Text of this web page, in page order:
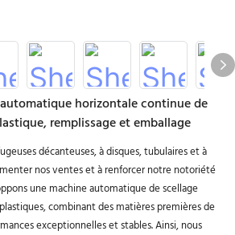
horizontale continue de
remplissage et emballage
décanteuses, à disques, tubulaires et à
nos ventes et à renforcer notre notoriété
une machine automatique de scellage
combinant des matières premières de
exceptionnelles et stables. Ainsi, nous